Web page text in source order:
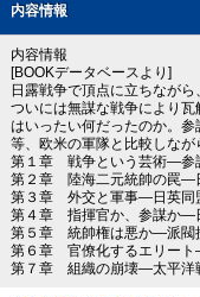
内容情報
内容情報
[BOOKデータベースより]
日露戦争で頂点に立ちなが
ついには無謀な戦争により
はいったい何だったのか。
等、欧米の軍隊と比較しなが
第１章 戦争という芸術―参
第２章 陸海二元統帥の罠―
第３章 外交と軍事―日英同
第４章 指揮官か、参謀か―
第５章 統帥権は悪か―派閥
第６章 官僚化するエリー
第７章 組織の崩壊―太平洋